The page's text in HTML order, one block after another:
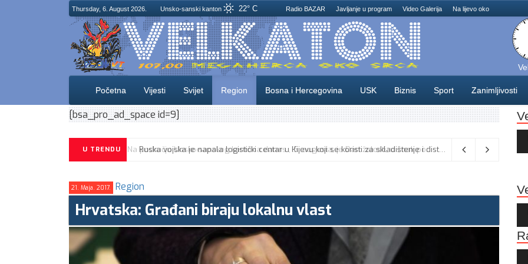
Thursday, 6. August 2026. Unsko-sanski kanton 22° C Radio BAZAR Javljanje u program Video Galerija Na lijevo oko
Početna Vijesti Svijet Region Bosna i Hercegovina USK Biznis Sport Zanimljivosti
[bsa_pro_ad_space id=9]
U TRENDU Na području Unsko-sanskog kantona danas , 5. augusta, je Dan žalosti, u znak poštovanja prema liku i djelu generala Izeta Nanića,
21. Maja. 2017. Region
Hrvatska: Građani biraju lokalnu vlast